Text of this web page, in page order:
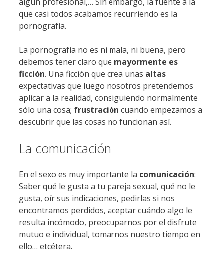
que casi todos acabamos recurriendo es la
pornografía.
La pornografía no es ni mala, ni buena, pero
debemos tener claro que mayormente es
ficción. Una ficción que crea unas altas
expectativas que luego nosotros pretendemos
aplicar a la realidad, consiguiendo normalmente
sólo una cosa; frustración cuando empezamos a
descubrir que las cosas no funcionan así.
La comunicación
En el sexo es muy importante la comunicación:
Saber qué le gusta a tu pareja sexual, qué no le
gusta, oír sus indicaciones, pedirlas si nos
encontramos perdidos, aceptar cuándo algo le
resulta incómodo, preocuparnos por el disfrute
mutuo e individual, tomarnos nuestro tiempo en
ello… etcétera.